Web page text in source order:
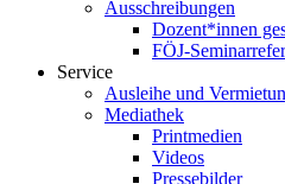
Ausschreibungen
Dozent*innen
FÖJ-
Service
Ausleihe und
Mediathek
Printmedien
Videos
Pressebilder